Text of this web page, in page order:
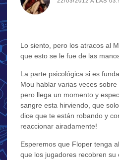
Lo siento, pero los atracos al
que esto se le fue de las
La parte psicológica si es
Mou hablar varias veces sobre
pero llega un momento y
sangre esta hirviendo, que
dice que te están robando y
reaccionar airadamente!
Esperemos que Floper tenga
que los jugadores recobren su